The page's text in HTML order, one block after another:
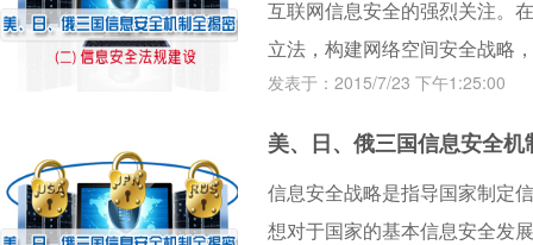
互联网信息安全的强烈关注。
立法，构建网络空间安全战略
眉睫。
发表于：2015/7/23 下午1:25:00
美、日、俄三国信息安全
信息安全战略是指导国家制定
想对于国家的基本信息安全发